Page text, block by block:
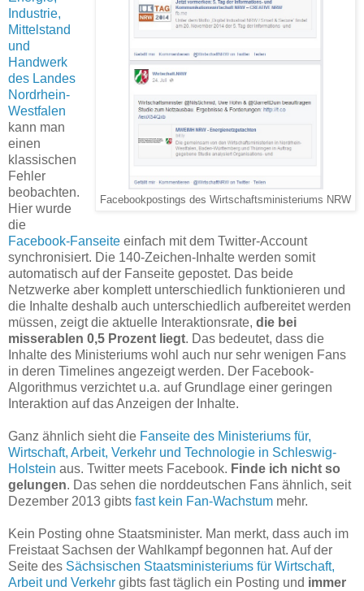
Facebookpostings des Wirtschaftsministeriums NRW
Industrie,
Mittelstand
und
Handwerk
des Landes
Nordrhein-
Westfalen
kann man
einen
klassischen
Fehler
beobachten.
Hier wurde
die
Facebook-Fanseite einfach mit dem Twitter-Account
synchronisiert. Die 140-Zeichen-Inhalte werden somit
automatisch auf der Fanseite gepostet. Das beide
Netzwerke aber komplett unterschiedlich funktionieren und
die Inhalte deshalb auch unterschiedlich aufbereitet werden
müssen, zeigt die aktuelle Interaktionsrate, die bei
misserablen 0,5 Prozent liegt. Das bedeutet, dass die
Inhalte des Ministeriums wohl auch nur sehr wenigen Fans
in deren Timelines angezeigt werden. Der Facebook-
Algorithmus verzichtet u.a. auf Grundlage einer geringen
Interaktion auf das Anzeigen der Inhalte.
Ganz ähnlich sieht die Fanseite des Ministeriums für,
Wirtschaft, Arbeit, Verkehr und Technologie in Schleswig-
Holstein aus. Twitter meets Facebook. Finde ich nicht so
gelungen. Das sehen die norddeutschen Fans ähnlich, seit
Dezember 2013 gibts fast kein Fan-Wachstum mehr.
Kein Posting ohne Staatsminister. Man merkt, dass auch im
Freistaat Sachsen der Wahlkampf begonnen hat. Auf der
Seite des Sächsischen Staatsministeriums für Wirtschaft,
Arbeit und Verkehr gibts fast täglich ein Posting und immer